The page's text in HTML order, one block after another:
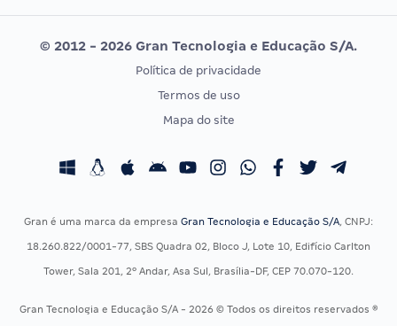
Editais publicados
Vunesp
CONCURSOS POR PROFISSÃO
Concursos Fiscais
Residência Multiprofissional
EXAME DE ORDEM
Calendário OAB
© 2012 - 2026 Gran Tecnologia e Educação S/A.
Política de privacidade
Termos de uso
Mapa do site
Gran é uma marca da empresa Gran Tecnologia e Educação S/A, CNPJ:
18.260.822/0001-77, SBS Quadra 02, Bloco J, Lote 10, Edifício Carlton
Tower, Sala 201, 2º Andar, Asa Sul, Brasília-DF, CEP 70.070-120.
Gran Tecnologia e Educação S/A - 2026 © Todos os direitos reservados ®